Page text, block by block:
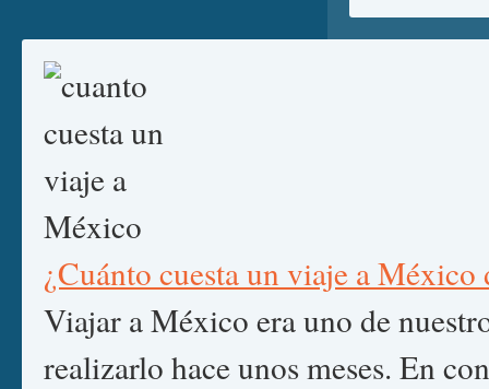
¿Cuánto cuesta un viaje a México
Viajar a México era uno de
realizarlo hace unos meses. En